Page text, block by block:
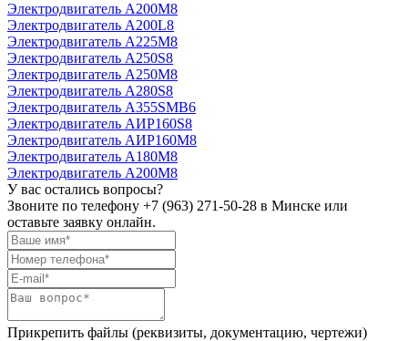
Электродвигатель А200М8
Электродвигатель А200L8
Электродвигатель А225М8
Электродвигатель А250S8
Электродвигатель А250М8
Электродвигатель А280S8
Электродвигатель А355SМВ6
Электродвигатель АИР160S8
Электродвигатель АИР160М8
Электродвигатель А180М8
Электродвигатель А200М8
У вас остались вопросы?
Звоните по телефону +7 (963) 271-50-28 в Минске или
оставьте заявку онлайн.
Прикрепить файлы (реквизиты, документацию, чертежи)